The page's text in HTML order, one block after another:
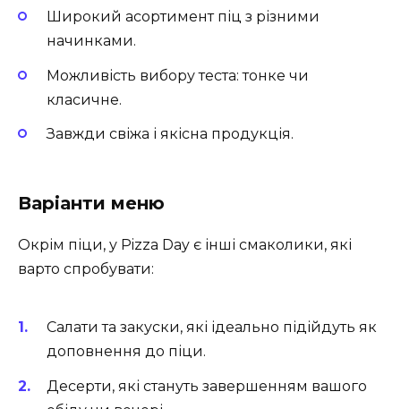
Широкий асортимент піц з різними
начинками.
Можливість вибору теста: тонке чи
класичне.
Завжди свіжа і якісна продукція.
Варіанти меню
Окрім піци, у Pizza Day є інші смаколики, які
варто спробувати:
Салати та закуски, які ідеально підійдуть як
доповнення до піци.
Десерти, які стануть завершенням вашого